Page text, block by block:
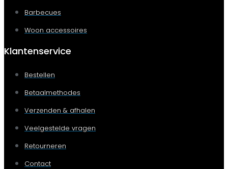
Barbecues
Woon accessoires
Klantenservice
Bestellen
Betaalmethodes
Verzenden & afhalen
Veelgestelde vragen
Retourneren
Contact